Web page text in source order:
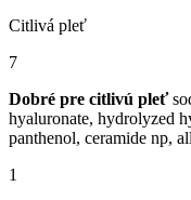
Citlivá pleť
7
Dobré pre citlivú pleť
hyaluronate, hydrolyzed
panthenol, ceramide np,
1